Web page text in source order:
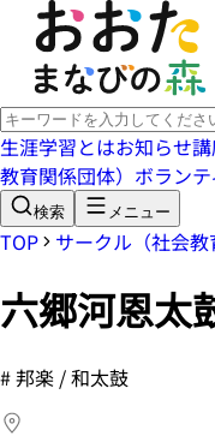
生涯学習とはお知らせ
教育関係団体） ボラン
検索 メニュー
TOP サークル（社会教
六郷河恩太
#邦楽 / 和太鼓